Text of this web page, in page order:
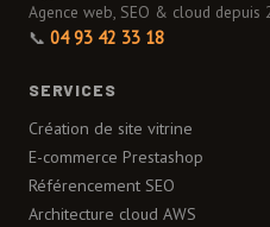
Agence web, SEO & cloud depuis
📞 04 93 42 33 18
SERVICES
Création de site vitrine
E-commerce Prestashop
Référencement SEO
Architecture cloud AWS